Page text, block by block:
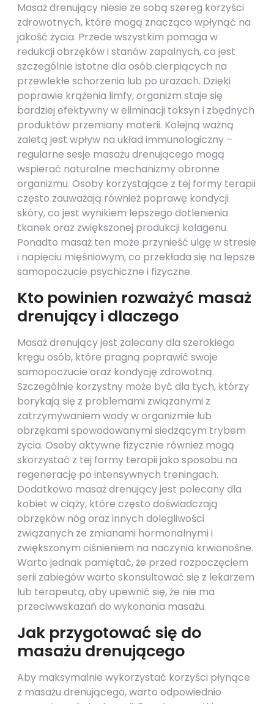
Masaż drenujący niesie ze sobą szereg korzyści
zdrowotnych, które mogą znacząco wpłynąć na
jakość życia. Przede wszystkim pomaga w
redukcji obrzęków i stanów zapalnych, co jest
szczególnie istotne dla osób cierpiących na
przewlekłe schorzenia lub po urazach. Dzięki
poprawie krążenia limfy, organizm staje się
bardziej efektywny w eliminacji toksyn i zbędnych
produktów przemiany materii. Kolejną ważną
zaletą jest wpływ na układ immunologiczny –
regularne sesje masażu drenującego mogą
wspierać naturalne mechanizmy obronne
organizmu. Osoby korzystające z tej formy terapii
często zauważają również poprawę kondycji
skóry, co jest wynikiem lepszego dotlenienia
tkanek oraz zwiększonej produkcji kolagenu.
Ponadto masaż ten może przynieść ulgę w stresie
i napięciu mięśniowym, co przekłada się na lepsze
samopoczucie psychiczne i fizyczne.
Kto powinien rozważyć masaż
drenujący i dlaczego
Masaż drenujący jest zalecany dla szerokiego
kręgu osób, które pragną poprawić swoje
samopoczucie oraz kondycję zdrowotną.
Szczególnie korzystny może być dla tych, którzy
borykają się z problemami związanymi z
zatrzymywaniem wody w organizmie lub
obrzękami spowodowanymi siedzącym trybem
życia. Osoby aktywne fizycznie również mogą
skorzystać z tej formy terapii jako sposobu na
regenerację po intensywnych treningach.
Dodatkowo masaż drenujący jest polecany dla
kobiet w ciąży, które często doświadczają
obrzęków nóg oraz innych dolegliwości
związanych ze zmianami hormonalnymi i
zwiększonym ciśnieniem na naczynia krwionośne.
Warto jednak pamiętać, że przed rozpoczęciem
serii zabiegów warto skonsultować się z lekarzem
lub terapeutą, aby upewnić się, że nie ma
przeciwwskazań do wykonania masażu.
Jak przygotować się do
masażu drenującego
Aby maksymalnie wykorzystać korzyści płynące
z masażu drenującego, warto odpowiednio